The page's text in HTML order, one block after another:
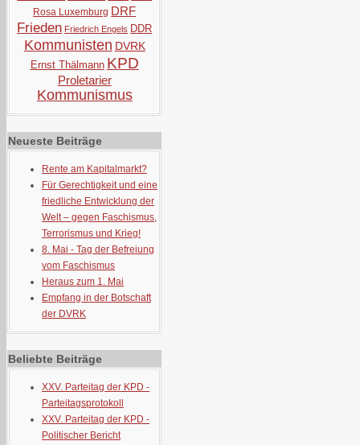
Rosa Luxemburg DRF
Frieden Friedrich Engels DDR
Kommunisten DVRK
Ernst Thälmann KPD
Proletarier
Kommunismus
Neueste Beiträge
Rente am Kapitalmarkt?
Für Gerechtigkeit und eine
friedliche Entwicklung der
Welt – gegen Faschismus,
Terrorismus und Krieg!
8. Mai - Tag der Befreiung
vom Faschismus
Heraus zum 1. Mai
Empfang in der Botschaft
der DVRK
Beliebte Beiträge
XXV. Parteitag der KPD -
Parteitagsprotokoll
XXV. Parteitag der KPD -
Politischer Bericht